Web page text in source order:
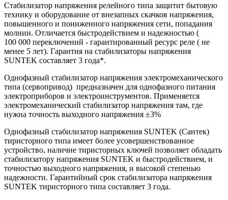
Стабилизатор напряжения релейного типа защитит бытовую
технику и оборудование от внезапных скачков напряжения,
повышенного и пониженного напряжения сети, попадания
молнии. Отличается быстродействием и надежностью (
100 000 переключений - гарантированный ресурс реле ( не
менее 5 лет). Гарантия на стабилизаторы напряжения
SUNTEK составляет 3 года*.
Однофазный стабилизатор напряжения электромеханического
типа (сервопривод) предназначен для однофазного питания
электроприборов и электроинструментов. Применяется
электромеханический стабилизатор напряжения там, где
нужна точность выходного напряжения ±3%
Однофазный стабилизатор напряжения SUNTEK (Сантек)
тиристорного типа имеет более усовершенствованное
устройство, наличие тиристорных ключей позволяет обладать
стабилизатору напряжения SUNTEK и быстродействием, и
точностью выходного напряжения, и высокой степенью
надежности. Гарантийный срок стабилизатора напряжения
SUNTEK тиристорного типа составляет 3 года.